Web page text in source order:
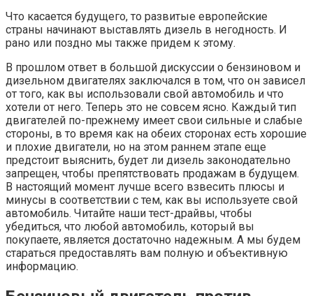
Что касается будущего, то развитые европейские
страны начинают выставлять дизель в негодность. И
рано или поздно мы также придем к этому.
В прошлом ответ в большой дискуссии о бензиновом и
дизельном двигателях заключался в том, что он зависел
от того, как вы использовали свой автомобиль и что
хотели от него. Теперь это не совсем ясно. Каждый тип
двигателей по-прежнему имеет свои сильные и слабые
стороны, в то время как на обеих сторонах есть хорошие
и плохие двигатели, но на этом раннем этапе еще
предстоит выяснить, будет ли дизель законодательно
запрещен, чтобы препятствовать продажам в будущем.
В настоящий момент лучше всего взвесить плюсы и
минусы в соответствии с тем, как вы используете свой
автомобиль. Читайте наши тест-драйвы, чтобы
убедиться, что любой автомобиль, который вы
покупаете, является достаточно надежным. А мы будем
стараться предоставлять вам полную и объективную
информацию.